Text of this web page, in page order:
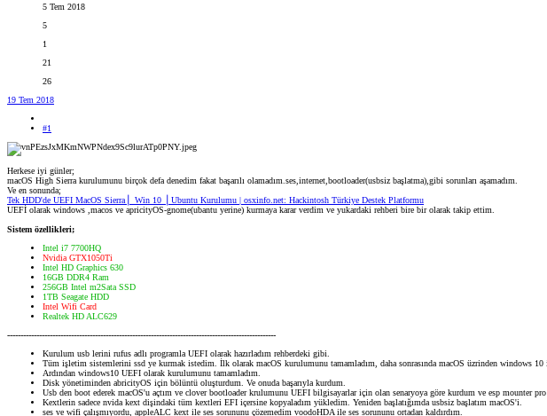
5 Tem 2018
5
1
21
26
19 Tem 2018
#1
Herkese iyi günler;
macOS High Sierra kurulumunu birçok defa denedim fakat başarılı olamadım.ses,internet,bootloader(usbsiz başlatma),gibi sorunları aşamadım.
Ve en sonunda;
Tek HDD'de UEFI MacOS Sierra⎪ Win 10 ⎪Ubuntu Kurulumu | osxinfo.net: Hackintosh Türkiye Destek Platformu
UEFİ olarak windows ,macos ve apricityOS-gnome(ubantu yerine) kurmaya karar verdim ve yukardaki rehberi bire bir olarak takip ettim.
Sistem özellikleri;
Intel i7 7700HQ
Nvidia GTX1050Ti
Intel HD Graphics 630
16GB DDR4 Ram
256GB Intel m2Sata SSD
1TB Seagate HDD
Intel Wifi Card
Realtek HD ALC629
-----------------------------------------------------------------------------------------------------
Kurulum usb lerini rufus adlı programla UEFI olarak hazırladım rehberdeki gibi.
Tüm işletim sistemlerini ssd ye kurmak istedim. İlk olarak macOS kurulumunu tamamladım, daha sonrasında macOS üzrinden windows
Ardından windows10 UEFI olarak kurulumunu tamamladım.
Disk yönetiminden abricityOS için bölüntü oluşturdum. Ve onuda başarıyla kurdum.
Usb den boot ederek macOS'u açtım ve clover bootloader krulumunu UEFI bilgisayarlar için olan senaryoya göre kurdum ve esp
Kextlerin sadece nvida kext dişindaki tüm kextleri EFI içersine kopyaladım yükledim. Yeniden başlatığımda usbsiz başlatım macOS'i.
ses ve wifi çalışmıyordu, appleALC kext ile ses sorununu çözemedim voodoHDA ile ses sorununu ortadan kaldırdım.